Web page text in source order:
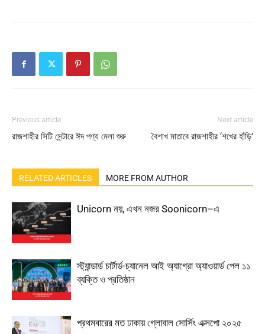
Previous article
রাজশাহীর সিটি সেন্টারে ঈদ পণ্য মেলা শুরু
Next article
বৈশাখ মাতাবে রাজশাহীর ‘শখের হাঁড়ি’
RELATED ARTICLES MORE FROM AUTHOR
Unicorn নয়, এখন নজর Soonicorn–এ
স্ট্যান্ডার্ড চার্টার্ড-চ্যানেল আই অ্যাগ্রো অ্যাওয়ার্ড পেল ১১
ব্যক্তি ও প্রতিষ্ঠান
প্রথমবারের মত ঢাকায় গ্লোবাল সোর্সিং এক্সপো ২০২৫